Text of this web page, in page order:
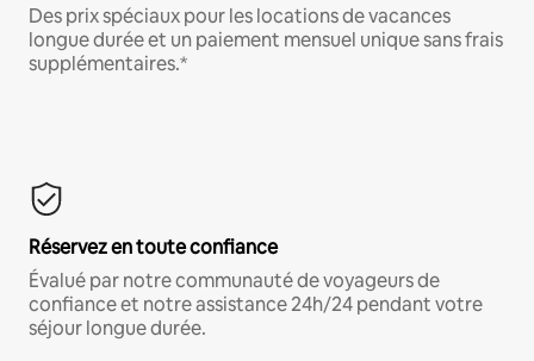
Des prix spéciaux pour les locations de vacances
longue durée et un paiement mensuel unique sans frais
supplémentaires.*
Réservez en toute confiance
Évalué par notre communauté de voyageurs de
confiance et notre assistance 24h/24 pendant votre
séjour longue durée.